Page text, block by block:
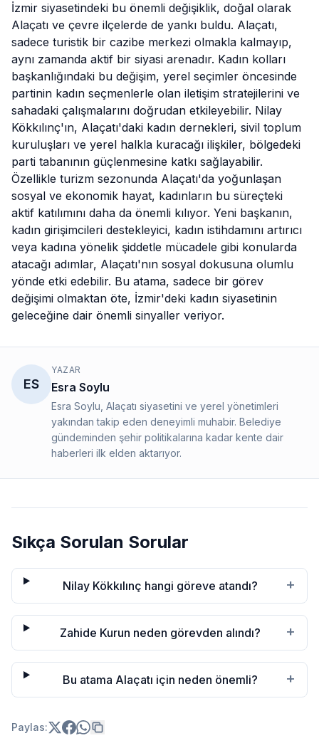
İzmir siyasetindeki bu önemli değişiklik, doğal olarak
Alaçatı ve çevre ilçelerde de yankı buldu. Alaçatı,
sadece turistik bir cazibe merkezi olmakla kalmayıp,
aynı zamanda aktif bir siyasi arenadır. Kadın kolları
başkanlığındaki bu değişim, yerel seçimler öncesinde
partinin kadın seçmenlerle olan iletişim stratejilerini ve
sahadaki çalışmalarını doğrudan etkileyebilir. Nilay
Kökkılınç'ın, Alaçatı'daki kadın dernekleri, sivil toplum
kuruluşları ve yerel halkla kuracağı ilişkiler, bölgedeki
parti tabanının güçlenmesine katkı sağlayabilir.
Özellikle turizm sezonunda Alaçatı'da yoğunlaşan
sosyal ve ekonomik hayat, kadınların bu süreçteki
aktif katılımını daha da önemli kılıyor. Yeni başkanın,
kadın girişimcileri destekleyici, kadın istihdamını artırıcı
veya kadına yönelik şiddetle mücadele gibi konularda
atacağı adımlar, Alaçatı'nın sosyal dokusuna olumlu
yönde etki edebilir. Bu atama, sadece bir görev
değişimi olmaktan öte, İzmir'deki kadın siyasetinin
geleceğine dair önemli sinyaller veriyor.
ES
YAZAR
Esra Soylu
Esra Soylu, Alaçatı siyasetini ve yerel yönetimleri
yakından takip eden deneyimli muhabir. Belediye
gündeminden şehir politikalarına kadar kente dair
haberleri ilk elden aktarıyor.
Sıkça Sorulan Sorular
Nilay Kökkılınç hangi göreve atandı? +
Zahide Kurun neden görevden alındı? +
Bu atama Alaçatı için neden önemli? +
Paylas: